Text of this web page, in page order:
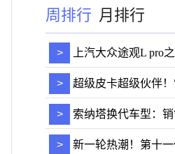
周排行 月排行
> 上汽大众途观L pro
陈建斌荣获新
> 超级皮卡超级伙伴
试驾会首站
> 索纳塔换代车型：
得市场青睐
> 新一轮热潮！第十